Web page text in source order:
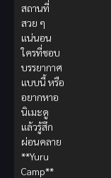
สถานที่
สวย ๆ
แน่นอน
ใครที่ชอบ
บรรยากาศ
แบบนี้ หรือ
อยากหาอ
นิเมะดู
แล้วรู้สึก
ผ่อนคลาย
**Yuru
Camp**